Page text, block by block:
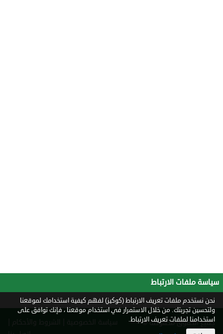
جميع الحقوق محفوظة ©
سياسة ملفات الارتباط
نحن نستخدم ملفات تعريف الارتباط (كوكيز) لفهم كيفية استخدامك لموقعنا
ولتحسين تجربتك. من خلال الاستمرار في استخدام موقعنا ، فإنك توافق على
استخدامنا لملفات تعريف الارتباط.